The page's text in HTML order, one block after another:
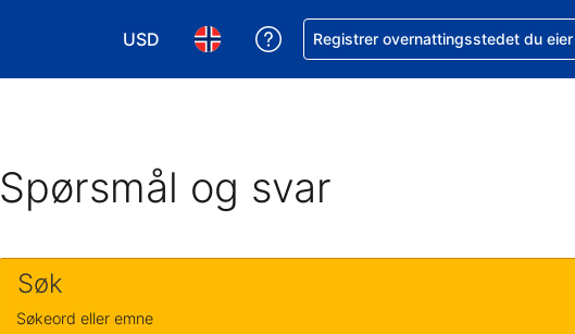
USD
Velg valuta. Du har valgt Amerikansk dollar som valuta
Velg språk. Du har valgt Norsk som språk
Få hjelp med bookingen din
Registrer overnattingsstedet du eier
Spørsmål og svar
Søk
Søkeord eller emne